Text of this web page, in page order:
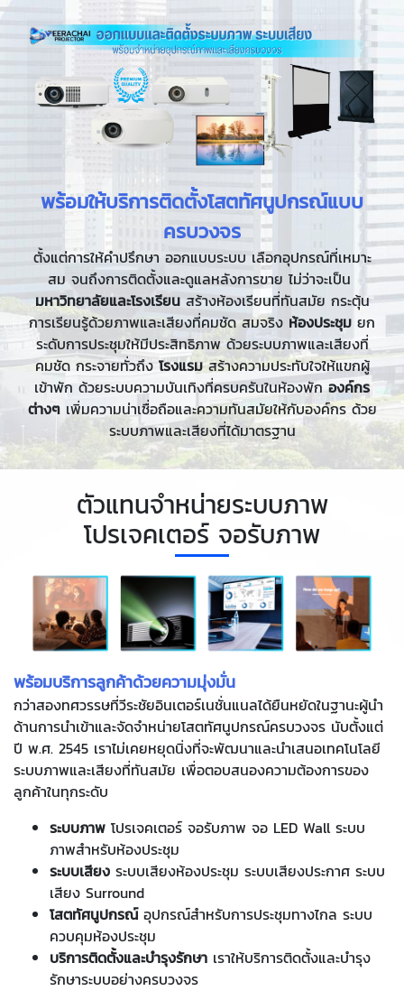
พร้อมให้บริการติดตั้งโสตทัศนูปกรณ์แบบ
ครบวงจร
ตั้งแต่การให้คำปรึกษา ออกแบบระบบ เลือกอุปกรณ์ที่เหมาะ
สม จนถึงการติดตั้งและดูแลหลังการขาย ไม่ว่าจะเป็น
มหาวิทยาลัยและโรงเรียนสร้างห้องเรียนที่ทันสมัย กระตุ้น
การเรียนรู้ด้วยภาพและเสียงที่คมชัด สมจริง ห้องประชุม ยก
ระดับการประชุมให้มีประสิทธิภาพ ด้วยระบบภาพและเสียงที่
คมชัด กระจายทั่วถึงโรงแรมสร้างความประทับใจให้แขกผู้
เข้าพัก ด้วยระบบความบันเทิงที่ครบครันในห้องพักองค์กร
ต่างๆเพิ่มความน่าเชื่อถือและความทันสมัยให้กับองค์กร ด้วย
ระบบภาพและเสียงที่ได้มาตรฐาน
ตัวแทนจำหน่ายระบบภาพ
โปรเจคเตอร์ จอรับภาพ
พร้อมบริการลูกค้าด้วยความมุ่งมั่น
กว่าสองทศวรรษที่วีระชัยอินเตอร์เนชั่นแนลได้ยืนหยัดในฐานะผู้นำ
ด้านการนำเข้าและจัดจำหน่ายโสตทัศนูปกรณ์ครบวงจร นับตั้งแต่
ปี พ.ศ. 2545 เราไม่เคยหยุดนิ่งที่จะพัฒนาและนำเสนอเทคโนโลยี
ระบบภาพและเสียงที่ทันสมัย เพื่อตอบสนองความต้องการของ
ลูกค้าในทุกระดับ
ระบบภาพ โปรเจคเตอร์ จอรับภาพ จอ LED Wall ระบบ
ภาพสำหรับห้องประชุม
ระบบเสียง ระบบเสียงห้องประชุม ระบบเสียงประกาศ ระบบ
เสียง Surround
โสตทัศนูปกรณ์อุปกรณ์สำหรับการประชุมทางไกล ระบบ
ควบคุมห้องประชุม
บริการติดตั้งและบำรุงรักษา เราให้บริการติดตั้งและบำรุง
รักษาระบบอย่างครบวงจร